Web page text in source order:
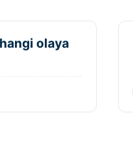
olaya